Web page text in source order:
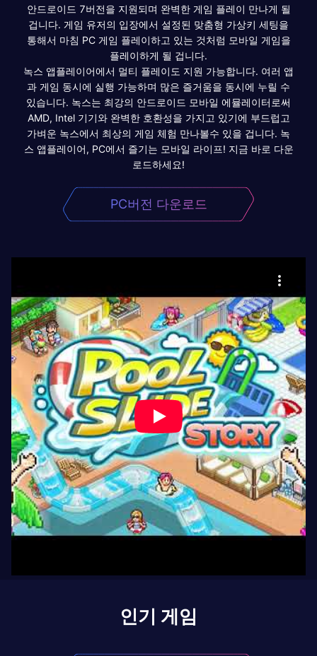
안드로이드 7버전을 지원되며 완벽한 게임 플레이 만나게 될
겁니다. 게임 유저의 입장에서 설정된 맞춤형 가상키 세팅을
통해서 마침 PC 게임 플레이하고 있는 것처럼 모바일 게임을
플레이하게 될 겁니다.
녹스 앱플레이어에서 멀티 플레이도 지원 가능합니다. 여러 앱
과 게임 동시에 실행 가능하며 많은 즐거움을 동시에 누릴 수
있습니다. 녹스는 최강의 안드로이드 모바일 에뮬레이터로써
AMD, Intel 기기와 완벽한 호환성을 가지고 있기에 부드럽고
가벼운 녹스에서 최상의 게임 체험 만나볼수 있을 겁니다. 녹
스 앱플레이어, PC에서 즐기는 모바일 라이프! 지금 바로 다운
로드하세요!
PC버전 다운로드
인기 게임